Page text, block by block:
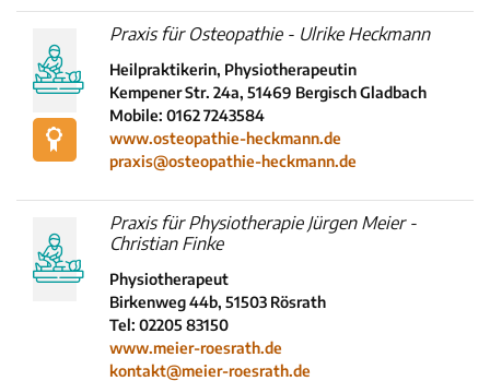
Praxis für Osteopathie - Ulrike Heckmann
Heilpraktikerin, Physiotherapeutin
Kempener Str. 24a, 51469 Bergisch Gladbach
Mobile: 0162 7243584
www.osteopathie-heckmann.de
praxis@osteopathie-heckmann.de
Praxis für Physiotherapie Jürgen Meier -
Christian Finke
Physiotherapeut
Birkenweg 44b, 51503 Rösrath
Tel: 02205 83150
www.meier-roesrath.de
kontakt@meier-roesrath.de